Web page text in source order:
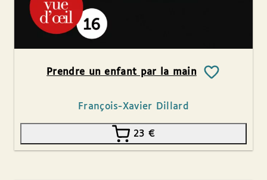
Prendre un enfant par la main
François-Xavier Dillard
23 €